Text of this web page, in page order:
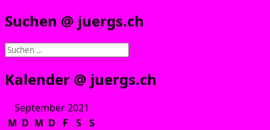
Suchen @ juergs.ch
Suchen
Kalender @ juergs.ch
September 2021
M D M D F S
S